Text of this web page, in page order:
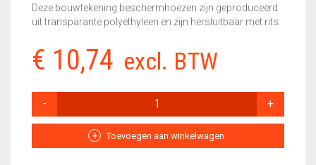
VLECHTDRAAD
VLECHTTANGEN
Deze bouwtekening beschermhoezen zijn geproduceerd
uit transparante polyethyleen en zijn hersluitbaar met rits.
€ 10,74 excl. BTW
AANTAL
Toevoegen aan winkelwagen